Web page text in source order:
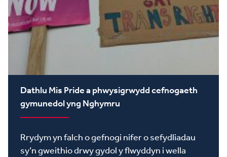
Dathlu Mis Pride a phwysigrwydd cefnogaeth
gymunedol yng Nghymru
Rrydym yn falch o gefnogi nifer o sefydliadau
sy’n gweithio drwy gydol y flwyddyn i wella